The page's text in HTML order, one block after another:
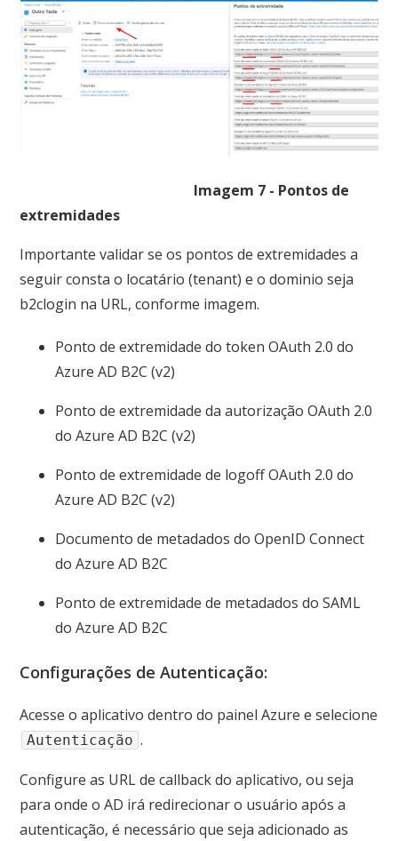
Imagem 7 - Pontos de
extremidades
Importante validar se os pontos de extremidades a
seguir consta o locatário (tenant) e o dominio seja
b2clogin na URL, conforme imagem.
Ponto de extremidade do token OAuth 2.0 do
Azure AD B2C (v2)
Ponto de extremidade da autorização OAuth 2.0
do Azure AD B2C (v2)
Ponto de extremidade de logoff OAuth 2.0 do
Azure AD B2C (v2)
Documento de metadados do OpenID Connect
do Azure AD B2C
Ponto de extremidade de metadados do SAML
do Azure AD B2C
Configurações de Autenticação:
Acesse o aplicativo dentro do painel Azure e selecione
Autenticação .
Configure as URL de callback do aplicativo, ou seja
para onde o AD irá redirecionar o usuário após a
autenticação, é necessário que seja adicionado as